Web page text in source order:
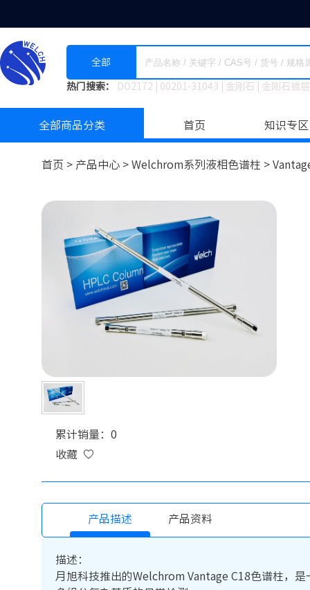
全部
热门搜索： DO2172 00201-31043 金刚石 金刚石镀
全部商品分类 首页 知识专区
首页 > 产品中心 > Welchrom系列液相色谱柱 >
累计销量：0
收藏
产品描述 产品资料
描述：
月旭科技推出的Welchrom Vantage C18色谱柱，